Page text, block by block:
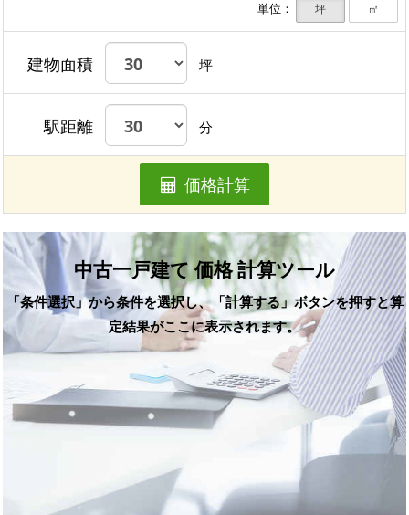
単位： 坪 ㎡
建物面積 坪
駅距離 分
価格計算
中古一戸建て 価格 計算ツール
「条件選択」から条件を選択し、「計算する」ボタンを押すと算
定結果がここに表示されます。